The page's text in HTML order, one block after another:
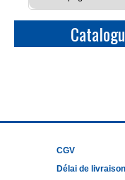
CGV
Délai de livraison